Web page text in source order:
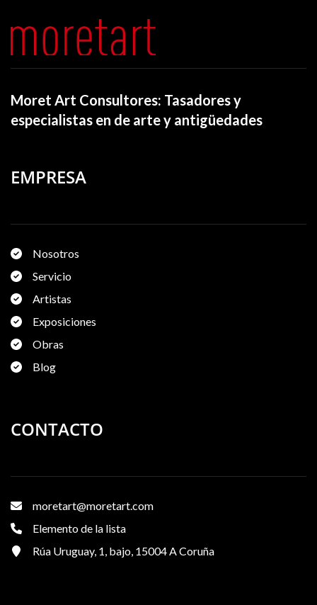
Moret Art Consultores: Tasadores y
especialistas en de arte y antigüedades
EMPRESA
Nosotros
Servicio
Artistas
Exposiciones
Obras
Blog
CONTACTO
moretart@moretart.com
Elemento de la lista
Rúa Uruguay, 1, bajo, 15004 A Coruña